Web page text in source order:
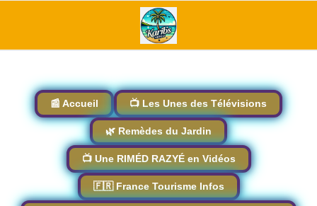
📰 Accueil 📺 Les Unes des Télévisions
🌿 Remèdes du Jardin
📺 Une RIMÉD RAZYÉ en Vidéos
🇫🇷 France Tourisme Infos